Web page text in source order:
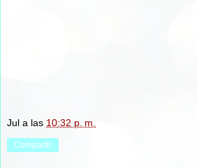
Jul a las 10:32 p. m.
Compartir